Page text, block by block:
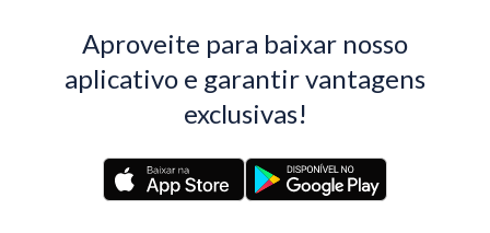
Aproveite para baixar nosso
aplicativo e garantir vantagens
exclusivas!